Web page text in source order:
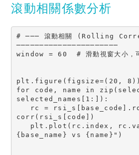
滾動相關係數分析
# ─── 滾動相關 (Rolling
──────────────────────
window = 60  # 滑動視窗大小，
plt.figure(figsize=(20, 8))
for code, name in
selected_names[1:]):
corr(rsi_s[code])
{base_name} vs {name}")